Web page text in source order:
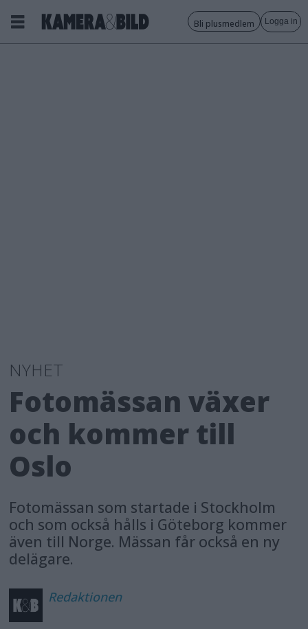
Bli plusmedlem Logga in
NYHET
Fotomässan växer
och kommer till
Oslo
Fotomässan som startade i Stockholm
och som också hålls i Göteborg kommer
även till Norge. Mässan får också en ny
delägare.
Redaktionen